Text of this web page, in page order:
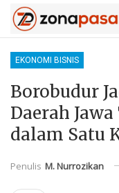
EKONOMI BISNIS
Borobudur
Daerah
dalam Satu
Penulis M. Nurrozikan